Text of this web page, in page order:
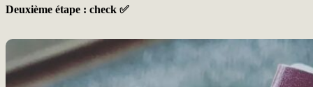
Deuxième étape : check ✅